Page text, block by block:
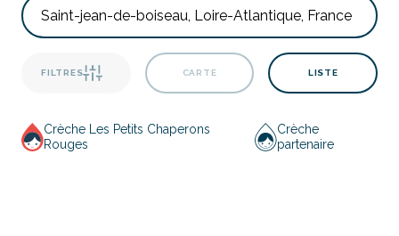
FILTRES CARTE LISTE
Crèche Les Petits Chaperons
Rouges
Crèche
partenaire